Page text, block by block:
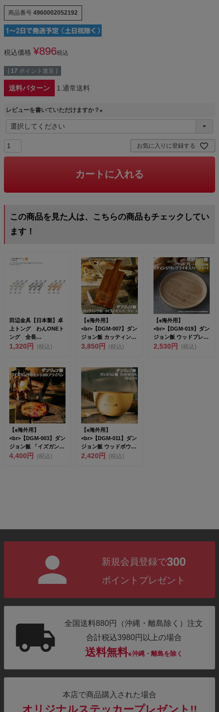
商品番号 4960002052192
税込価格 ¥896税込
[ 17 ポイント進呈 ]
送料パターン 1.通常送料
レビューを書いていただけますか？
必
お気に入りに登録する
カートに入れる
この商品を見た人は、こちらの商品もチェックしてい
ます！
田辺金具【日本製】卓
上トング わんONEト
ング 全長
18cm（692549）<...
1,320円 (税込)
【※海外用】
<br>【DGM-007】ダン
ジョン飯 カッティング
ボード（...
3,850円 (税込)
【※海外用】
<br>【DGM-019】ダン
ジョン飯 ウッドプレー
ト20c...
2,530円 (税込)
【※海外用】
<br>【DGM-003】ダン
ジョン飯 「イズガンダ
のセンシ...
4,400円 (税込)
【※海外用】
<br>【DGM-011】ダン
ジョン飯 ウッドボウル
（センシ...
2,420円 (税込)
新規会員登録で300
ポイントプレゼント
全国送料880円（沖縄・離島除く）注文
合計税込3980円以上の場合
送料無料※沖縄・離島を除く
本店で商品購入された場合
オリジナルステッカープレゼント!!